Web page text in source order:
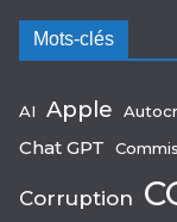
Mots-clés
AI Apple
Chat GPT
Corruption